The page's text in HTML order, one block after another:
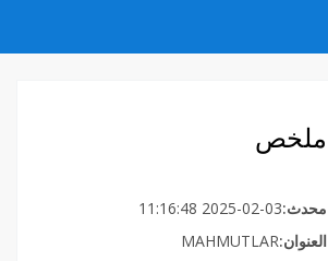
ملخص
محدث:2025-02-03 11:16:48
العنوان:MAHMUTLAR